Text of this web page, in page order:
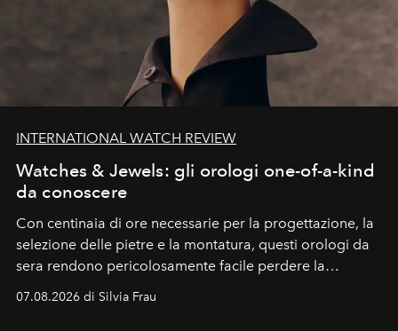
INTERNATIONAL WATCH REVIEW
Watches & Jewels: gli orologi one-of-a-kind
da conoscere
Con centinaia di ore necessarie per la progettazione, la
selezione delle pietre e la montatura, questi orologi da
sera rendono pericolosamente facile perdere la
07.08.2026 di Silvia Frau